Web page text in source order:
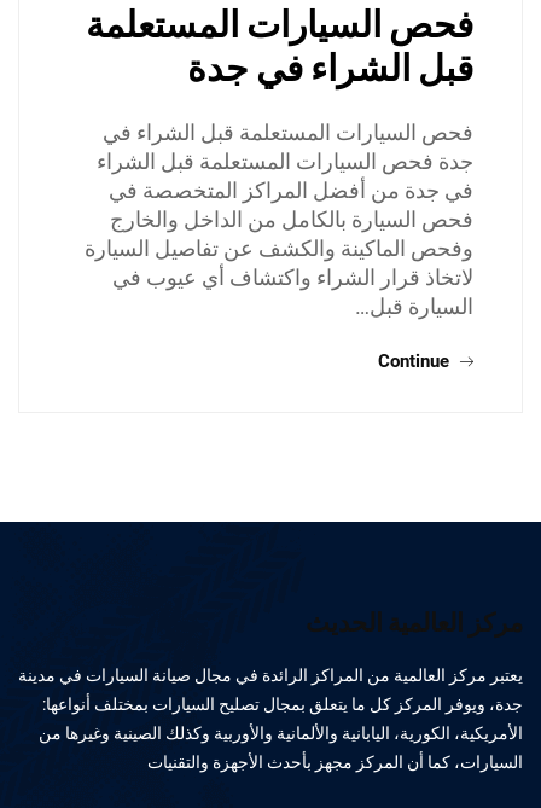
فحص السيارات المستعلمة
قبل الشراء في جدة
فحص السيارات المستعلمة قبل الشراء في
جدة فحص السيارات المستعلمة قبل الشراء
في جدة من أفضل المراكز المتخصصة في
فحص السيارة بالكامل من الداخل والخارج
وفحص الماكينة والكشف عن تفاصيل السيارة
لاتخاذ قرار الشراء واكتشاف أي عيوب في
السيارة قبل…
Continue
مركز العالمية الحديث
يعتبر مركز العالمية من المراكز الرائدة في مجال صيانة السيارات في مدينة
جدة، ويوفر المركز كل ما يتعلق بمجال تصليح السيارات بمختلف أنواعها:
الأمريكية، الكورية، اليابانية والألمانية والأوربية وكذلك الصينية وغيرها من
السيارات، كما أن المركز مجهز بأحدث الأجهزة والتقنيات